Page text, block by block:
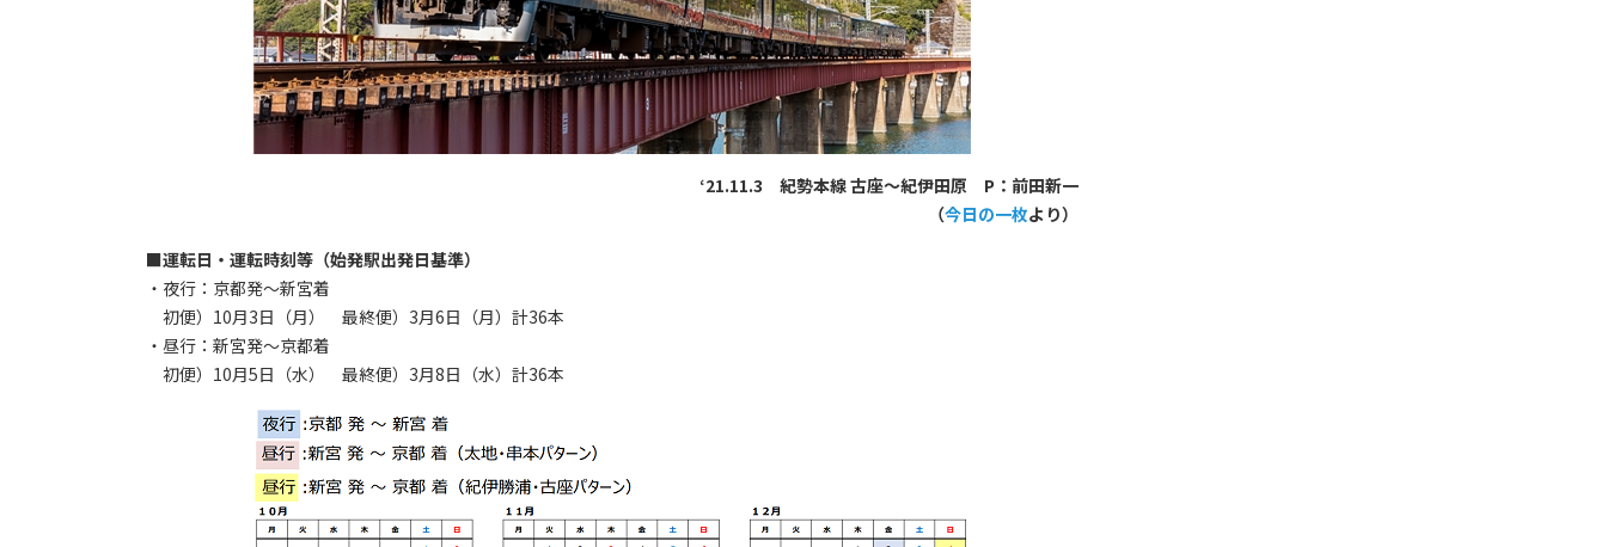
‘21.11.3 紀勢本線 古座～紀伊田原 P：前田新一
（今日の一枚より）
■運転日・運転時刻等（始発駅出発日基準）
・夜行：京都発～新宮着
初便）10月3日（月） 最終便）3月6日（月）計36本
・昼行：新宮発～京都着
初便）10月5日（水） 最終便）3月8日（水）計36本